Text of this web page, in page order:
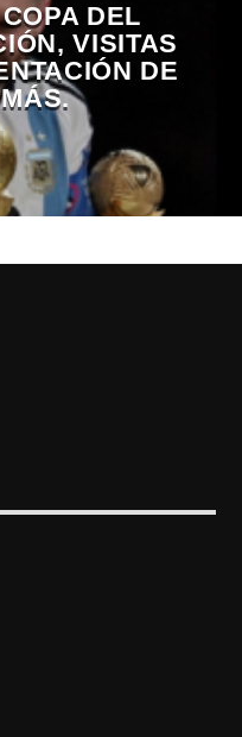
DEL
VISITAS
DE